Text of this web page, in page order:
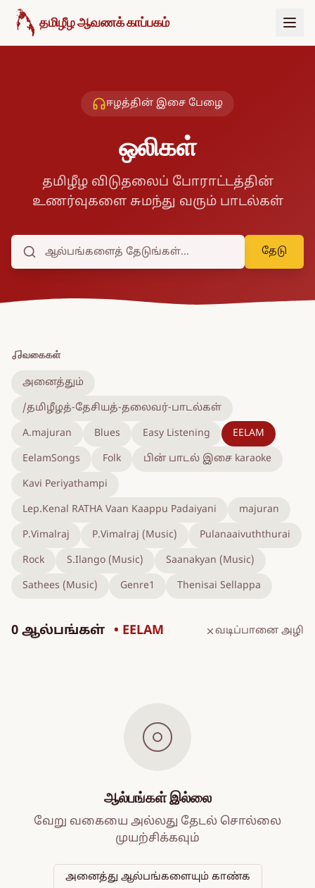
உள்ளடக்கத்திற்குச் செல்க
தமிழீழ ஆவணக் காப்பகம்
ஈழத்தின் இசை பேழை
ஒலிகள்
தமிழீழ விடுதலைப் போராட்டத்தின்
உணர்வுகளை சுமந்து வரும் பாடல்கள்
தேடு
வகைகள்
அனைத்தும்
/தமிழீழத்-தேசியத்-தலைவர்-பாடல்கள்
A.majuran Blues Easy Listening EELAM
EelamSongs Folk பின் பாடல் இசை karaoke
Kavi Periyathampi
Lep.Kenal RATHA Vaan Kaappu Padaiyani majuran
P.Vimalraj P.Vimalraj (Music) Pulanaaivuththurai
Rock S.Ilango (Music) Saanakyan (Music)
Sathees (Music) Genre1 Thenisai Sellappa
0 ஆல்பங்கள் • EELAM வடிப்பானை அழி
ஆல்பங்கள் இல்லை
வேறு வகையை அல்லது தேடல் சொல்லை
முயற்சிக்கவும்
அனைத்து ஆல்பங்களையும் காண்க